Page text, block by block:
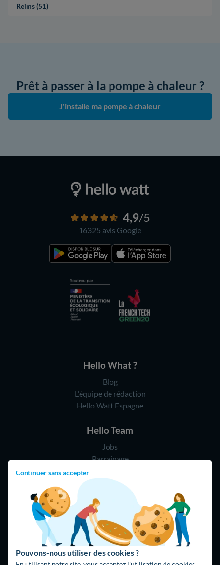
Continuer sans accepter
Pouvons-nous utiliser des cookies ?
Reims (51)
Prêt à passer à la pompe à chaleur ?
J'installe ma pompe à chaleur
4,9/5
16325 avis Google
Hello What ?
Blog
L'équipe de rédaction
Hello Watt Espagne
Hello Team
Jobs
Parrainage
Rejoindre notre réseau d'artisans
09 75 18 60 60
(8h-21h)
75018 Paris